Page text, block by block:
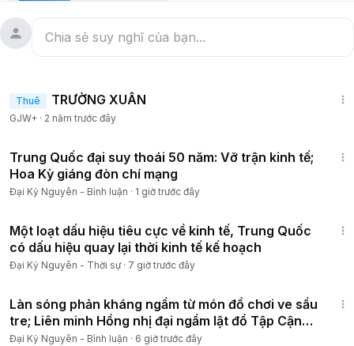
các đế chế. Hãy cùng Dòng chảy Thời sự lật mở hồ sơ tuyệt
mật và giải mã một trong những tội ác hoàn hảo nhất thế kỷ
🔥 Sự bất lực của chiến dịch 12 năm đốt tiền tại vùng biển
Nam Ấn Độ Dương
thương gia của Boeing 777
💥 Âm mưu địa chính trị máu lạnh nhằm răn đe phương Tây
và Toà Bạch Ốc
phòng không quân sự dày đặc
🤫 Kịch bản điên rồ nhất: 239 hành khách có thể vẫn đang
sống sót tại một vùng đất hoang vu?
Thuê TRƯỜNG XUÂN
GJW+ · 2 năm trước đây
Trung Quốc đại suy thoái 50 năm: Vỡ trận kinh tế;
Hoa Kỳ giáng đòn chí mạng
Đại Kỷ Nguyên - Bình luận · 1 giờ trước đây
Một loạt dấu hiệu tiêu cực về kinh tế, Trung Quốc
có dấu hiệu quay lại thời kinh tế kế hoạch
Đại Kỷ Nguyên - Thời sự· 7 giờ trước đây
Làn sóng phản kháng ngầm từ món đồ chơi ve sầu
tre; Liên minh Hồng nhị đại ngầm lật đổ Tập Cận
Bình
Đại Kỷ Nguyên - Bình luận · 6 giờ trước đây